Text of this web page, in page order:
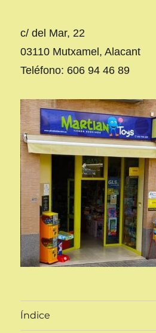
c/ del Mar, 22
03110 Mutxamel, Alacant
Teléfono: 606 94 46 89
Índice